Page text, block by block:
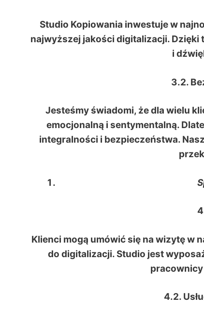
Studio Kopiowania inwestuje w
najwyższej jakości digitalizacji. Dzięki
i
3.2.
Jesteśmy świadomi, że dla wielu
emocjonalną i sentymentalną.
integralności i bezpieczeństwa.
Klienci mogą umówić się na wizytę w
do digitalizacji. Studio jest
pracownicy
4.2.